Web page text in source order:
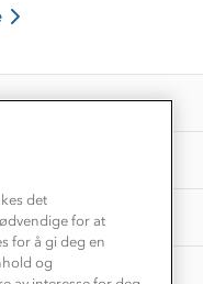
det
for at
for å gi deg en
og